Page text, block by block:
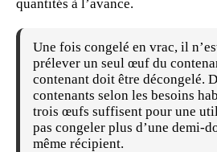
quantités à l’avance.
Une fois congelé en vrac, il
prélever un seul œuf du
contenant doit être décongelé.
contenants selon les besoins
trois œufs suffisent pour une
pas congeler plus d’une demi-
même récipient.